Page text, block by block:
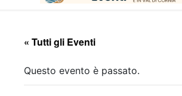
« Tutti gli Eventi
Questo evento è passato.